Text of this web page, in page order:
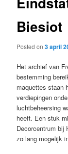
Biesiot
Posted on3 april
Het archief van
bestemming
maquettes staan
verdiepingen
luchtbeheersing
heeft. Een stuk
Decorcentrum bij
zo lang mogelijk